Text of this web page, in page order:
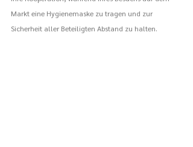
Markt eine Hygienemaske zu tragen und zur
Sicherheit aller Beteiligten Abstand zu halten.